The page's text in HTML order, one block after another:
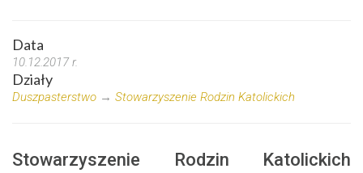
Data
10.12.2017 r.
Działy
Duszpasterstwo → Stowarzyszenie Rodzin Katolickich
Stowarzyszenie Rodzin Katolickich